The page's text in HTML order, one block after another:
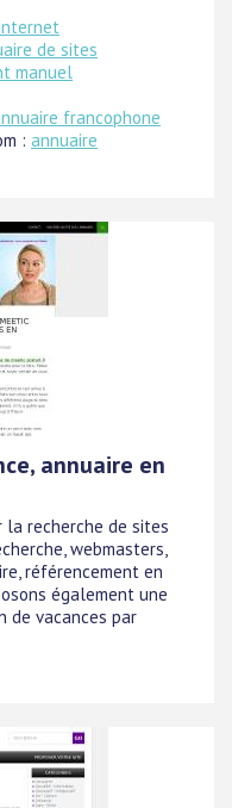
de sites
manuel
francophone
: annuaire
annuaire en
la recherche de sites
webmasters,
référencement en
également une
de vacances par